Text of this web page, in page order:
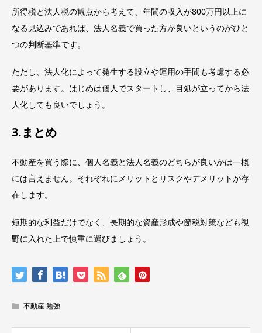
所得税と法人税の観点から考えて、年間の収入が800万円以上に
なる見込みであれば、法人名義で買った方が良いというのがひと
つの判断基準です。
ただし、法人化によって発生する設立や運用の手間も考慮する必
要があります。はじめは個人でスタートし、目処が立ってから法
人化しても良いでしょう。
3.まとめ
不動産を買う際に、個人名義と法人名義のどちらが良いかは一概
には言えません。それぞれにメリットとリスクやデメリットが存
在します。
短期的な利益だけでなく、長期的な資産形成や節税対策なども視
野に入れた上で慎重に選びましょう。
不動産 勉強